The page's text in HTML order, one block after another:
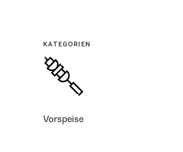
KATEGORIEN
Vorspeise